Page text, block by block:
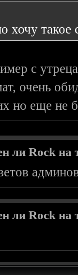
хочу такое
с
очень
но еще не
ли Rock на
ли Rock на